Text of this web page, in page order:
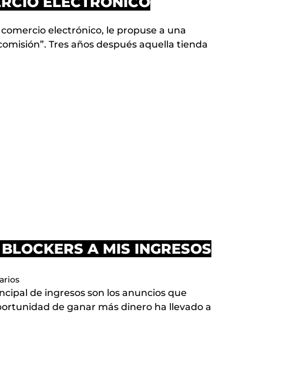
electrónico, le propuse a una
Tres años después aquella tienda
A MIS INGRESOS
de ingresos son los anuncios que
de ganar más dinero ha llevado a